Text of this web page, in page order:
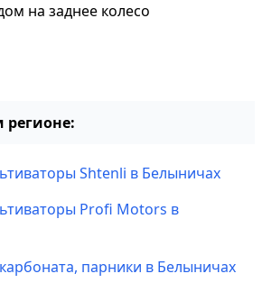
на заднее колесо
Shtenli в Белыничах
Profi Motors в
парники в Белыничах